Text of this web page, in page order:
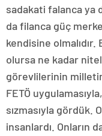
sadakati falanca ya
da filanca güç
kendisine
olursa ne kadar
görevlilerinin
FETÖ
sızmasıyla gördük.
insanlardı. Onların